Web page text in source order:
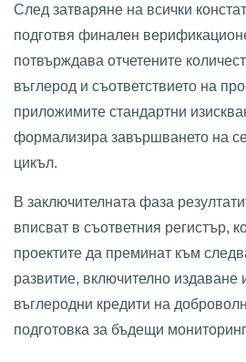
След затваряне на всички
подготвя финален
потвърждава отчетените
въглерод и съответствието на
приложимите стандартни
формализира завършването на
цикъл.
В заключителната фаза
вписват в съответния регистър,
проектите да преминат към
развитие, включително издаване
въглеродни кредити на
подготовка за бъдещи